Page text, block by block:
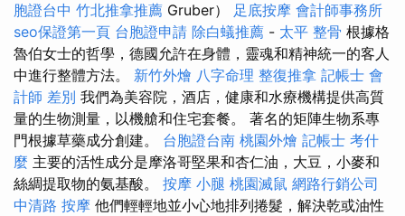
胞證台中 竹北推拿推薦 Gruber） 足底按摩 會計師事務所
seo保證第一頁 台胞證申請 除白蟻推薦 - 太平 整骨 根據格
魯伯女士的哲學，德國允許在身體，靈魂和精神統一的客人
中進行整體方法。 新竹外燴 八字命理 整復推拿 記帳士 會
計師 差別 我們為美容院，酒店，健康和水療機構提供高質
量的生物測量，以機艙和住宅套餐。 著名的矩陣生物系專
門根據草藥成分創建。 台胞證台南 桃園外燴 記帳士 考什
麼 主要的活性成分是摩洛哥堅果和杏仁油，大豆，小麥和
絲綢提取物的氨基酸。 按摩 小腿 桃園滅鼠 網路行銷公司
中清路 按摩 他們輕輕地並小心地排列捲髮，解決乾或油性